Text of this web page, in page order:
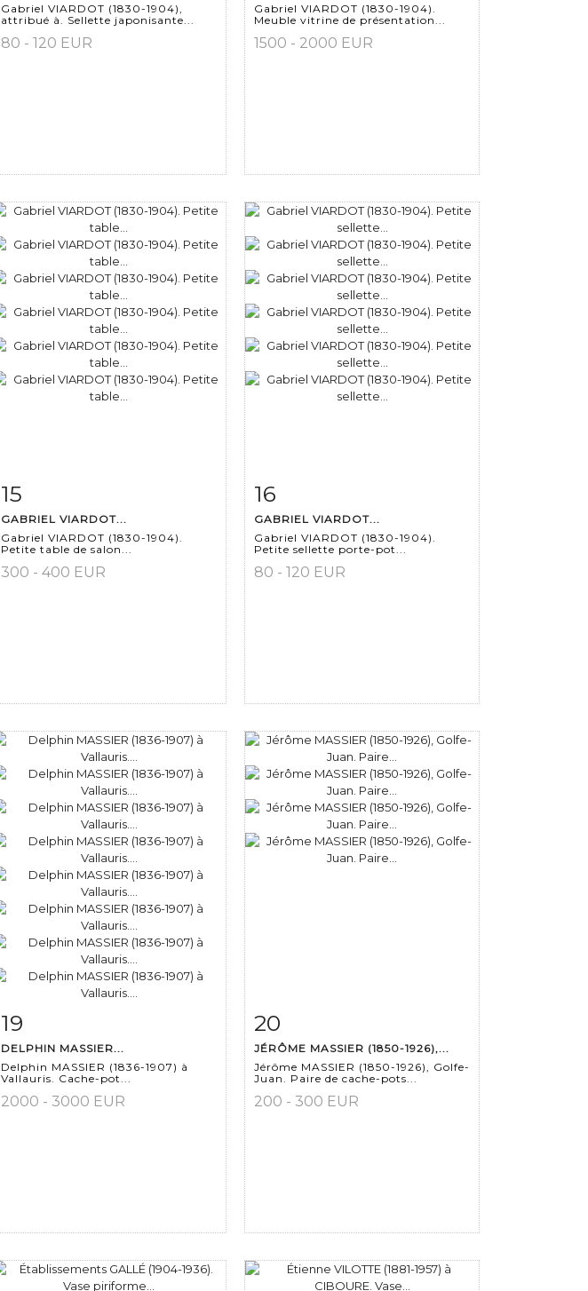
Gabriel VIARDOT (1830-1904),
attribué à. Sellette japonisante...
80 - 120 EUR
Gabriel VIARDOT (1830-1904).
Meuble vitrine de présentation...
1500 - 2000 EUR
Fiche détaillée
15
GABRIEL VIARDOT...
Gabriel VIARDOT (1830-1904).
Petite table de salon...
300 - 400 EUR
Fiche détaillée
16
GABRIEL VIARDOT...
Gabriel VIARDOT (1830-1904).
Petite sellette porte-pot...
80 - 120 EUR
Fiche détaillée
19
DELPHIN MASSIER...
Delphin MASSIER (1836-1907) à
Vallauris. Cache-pot...
2000 - 3000 EUR
Fiche détaillée
20
JÉRÔME MASSIER (1850-1926),...
Jérôme MASSIER (1850-1926), Golfe-
Juan. Paire de cache-pots...
200 - 300 EUR